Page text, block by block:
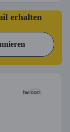
erhalten